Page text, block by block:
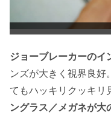
ジョーブレーカーのイ
ンズが大きく視界良好
てもハッキリクッキリ
ングラス／メガネが大